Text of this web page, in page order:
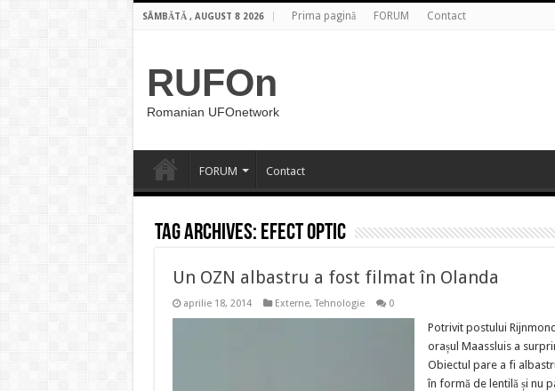
SÂMBĂTĂ , AUGUST 8 2026 Prima pagină FORUM Contact
RUFOn
Romanian UFOnetwork
FORUM Contact
Tag Archives: efect optic
Un OZN albastru a fost filmat în Olanda
aprilie 18, 2014 Externe,Tehnologie 0
Potrivit postului
orașul Maassluis a
Obiectul pare a fi
în formă de lentilă și nu